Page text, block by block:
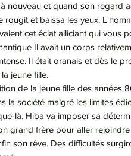
nouveau et quand son regard
rougit et baissa les yeux.
cet éclat alliciant qui vous
Il avait un corps
Il était oranais et dès le
jeune fille.
de la jeune fille des années
la société malgré les limites
là. Hiba va imposer sa
grand frère pour aller
son rêve. Des difficultés